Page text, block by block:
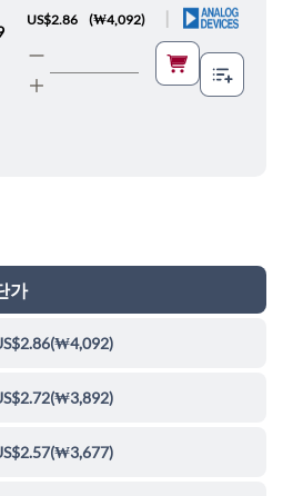
US$2.86 (₩4,092)
가
(₩4,092)
(₩3,892)
(₩3,677)